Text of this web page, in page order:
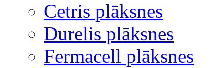
Cetris plāksnes
Durelis plāksnes
Fermacell plāksnes